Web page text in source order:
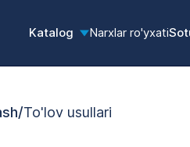
Katalog Narxlar ro'yxati
/To'lov usullari